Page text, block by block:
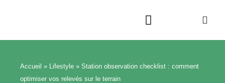
Accueil » Lifestyle » Station observation checklist : comment
optimiser vos relevés sur le terrain